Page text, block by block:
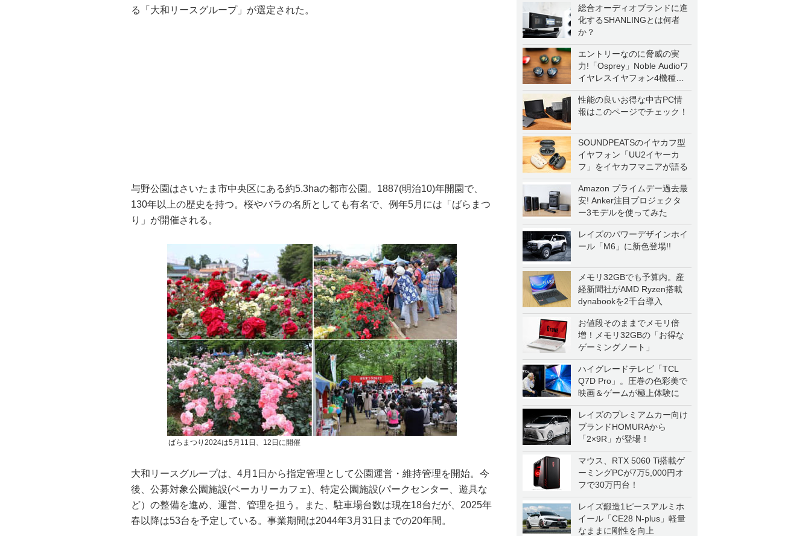
総合オーディオブランドに進
化するSHANLINGとは何者
か？
エントリーなのに脅威の実
力!「Osprey」Noble Audioワ
イヤレスイヤフォン4機種を
一気に聴く
性能の良いお得な中古PC情
報はこのページでチェック！
SOUNDPEATSのイヤカフ型
イヤフォン「UU2イヤーカ
フ」をイヤカフマニアが語る
Amazon プライムデー過去最
安! Anker注目プロジェクタ
ー3モデルを使ってみた
レイズのパワーデザインホイ
ール「M6」に新色登場!!
メモリ32GBでも予算内。産
経新聞社がAMD Ryzen搭載
dynabookを2千台導入
お値段そのままでメモリ倍
増！メモリ32GBの「お得な
ゲーミングノート」
ハイグレードテレビ「TCL
Q7D Pro」。圧巻の色彩美で
映画＆ゲームが極上体験に
レイズのプレミアムカー向け
ブランドHOMURAから
「2×9R」が登場！
マウス、RTX 5060 Ti搭載ゲ
ーミングPCが7万5,000円オ
フで30万円台！
レイズ鍛造1ピースアルミホ
イール「CE28 N-plus」軽量
なままに剛性を向上
る「大和リースグループ」が選定された。
与野公園はさいたま市中央区にある約5.3haの都市公園。1887(明治10)年開園で、
130年以上の歴史を持つ。桜やバラの名所としても有名で、例年5月には「ばらまつ
り」が開催される。
ばらまつり2024は5月11日、12日に開催
大和リースグループは、4月1日から指定管理として公園運営・維持管理を開始。今
後、公募対象公園施設(ベーカリーカフェ)、特定公園施設(パークセンター、遊具な
ど）の整備を進め、運営、管理を担う。また、駐車場台数は現在18台だが、2025年
春以降は53台を予定している。事業期間は2044年3月31日までの20年間。